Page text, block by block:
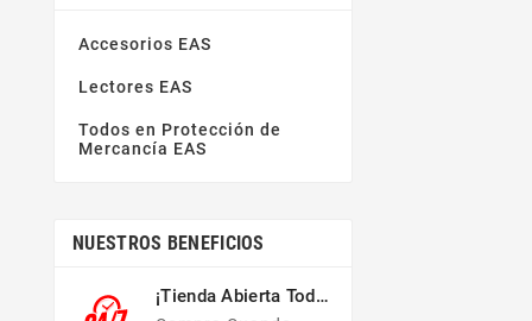
Accesorios EAS
Lectores EAS
Todos en Protección de
Mercancía EAS
NUESTROS BENEFICIOS
¡Tienda Abierta Todo